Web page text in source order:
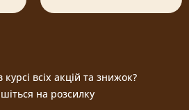
всіх акцій та знижок?
на розсилку